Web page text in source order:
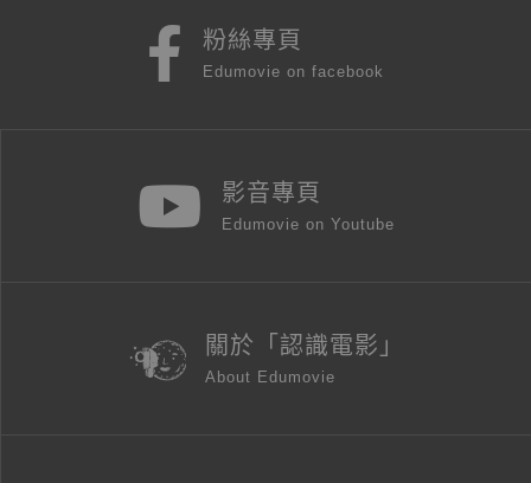
粉絲專頁
Edumovie on facebook
影音專頁
Edumovie on Youtube
關於「認識電影」
About Edumovie